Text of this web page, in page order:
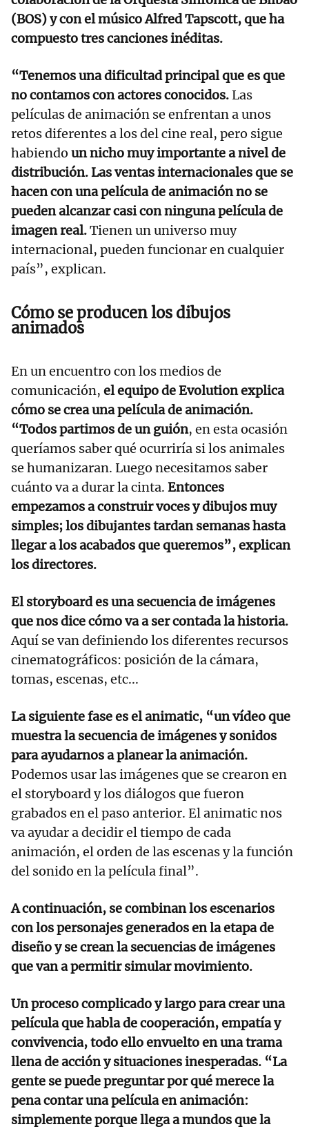
(BOS) y con el músico Alfred Tapscott, que ha
compuesto tres canciones inéditas.
“Tenemos una dificultad principal que es que
no contamos con actores conocidos.Las
películas de animación se enfrentan a unos
retos diferentes a los del cine real, pero sigue
habiendo un nicho muy importante a nivel de
distribución. Las ventas internacionales que se
hacen con una película de animación no se
pueden alcanzar casi con ninguna película de
imagen real.Tienen un universo muy
internacional, pueden funcionar en cualquier
país”, explican.
Cómo se producen los dibujos
animados
En un encuentro con los medios de
comunicación, el equipo de Evolution explica
cómo se crea una película de animación.
“Todos partimos de un guión, en esta ocasión
queríamos saber qué ocurriría si los animales
se humanizaran. Luego necesitamos saber
cuánto va a durar la cinta. Entonces
empezamos a construir voces y dibujos muy
simples; los dibujantes tardan semanas hasta
llegar a los acabados que queremos”, explican
los directores.
El storyboard es una secuencia de imágenes
que nos dice cómo va a ser contada la historia.
Aquí se van definiendo los diferentes recursos
cinematográficos: posición de la cámara,
tomas, escenas, etc...
La siguiente fase es el animatic, “un vídeo que
muestra la secuencia de imágenes y sonidos
para ayudarnos a planear la animación.
Podemos usar las imágenes que se crearon en
el storyboard y los diálogos que fueron
grabados en el paso anterior. El animatic nos
va ayudar a decidir el tiempo de cada
animación, el orden de las escenas y la función
del sonido en la película final”.
A continuación, se combinan los escenarios
con los personajes generados en la etapa de
diseño y se crean la secuencias de imágenes
que van a permitir simular movimiento.
Un proceso complicado y largo para crear una
película que habla de cooperación, empatía y
convivencia, todo ello envuelto en una trama
llena de acción y situaciones inesperadas. “La
gente se puede preguntar por qué merece la
pena contar una película en animación:
simplemente porque llega a mundos que la